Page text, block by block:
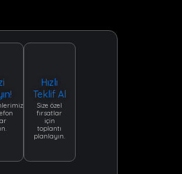
Hızlı
Teklif Al
Size özel
fırsatlar
için
toplantı
planlayın.